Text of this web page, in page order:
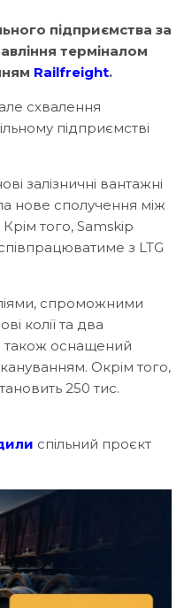
підприємства за
терміналом
Railfreight.
схвалення
підприємстві
залізничні вантажні
нове сполучення між
того, Samskip
з LTG
спроможними
колії та два
також оснащений
Окрім того,
250 тис.
спільний проєкт